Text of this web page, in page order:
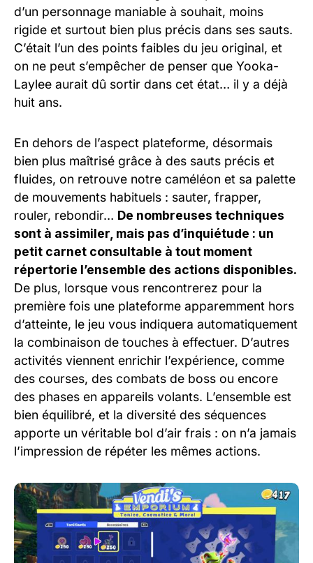
d’un personnage maniable à souhait, moins
rigide et surtout bien plus précis dans ses sauts.
C’était l’un des points faibles du jeu original, et
on ne peut s’empêcher de penser que Yooka-
Laylee aurait dû sortir dans cet état… il y a déjà
huit ans.
En dehors de l’aspect plateforme, désormais
bien plus maîtrisé grâce à des sauts précis et
fluides, on retrouve notre caméléon et sa palette
de mouvements habituels : sauter, frapper,
rouler, rebondir… De nombreuses techniques
sont à assimiler, mais pas d’inquiétude : un
petit carnet consultable à tout moment
répertorie l’ensemble des actions disponibles.
De plus, lorsque vous rencontrerez pour la
première fois une plateforme apparemment hors
d’atteinte, le jeu vous indiquera automatiquement
la combinaison de touches à effectuer. D’autres
activités viennent enrichir l’expérience, comme
des courses, des combats de boss ou encore
des phases en appareils volants. L’ensemble est
bien équilibré, et la diversité des séquences
apporte un véritable bol d’air frais : on n’a jamais
l’impression de répéter les mêmes actions.